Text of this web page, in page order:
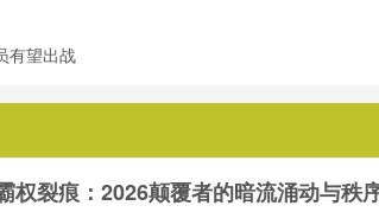
有望出战
权裂痕：2026颠覆者的暗流涌动与秩